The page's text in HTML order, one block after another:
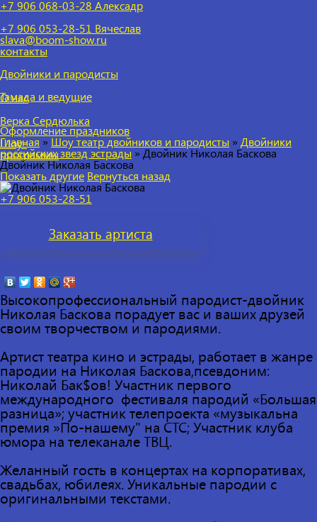
+7 906 068-03-28 Алексадр
+7 906 053-28-51 Вячеслав
slava@boom-show.ru
контакты
О нас
Двойники и пародисты
Верка Сердюлька
Тамада и ведущие
Шоу-
программы
Оформление праздников
Главная » Шоу театр двойников и пародисты » Двойники
российских звезд эстрады » Двойник Николая Баскова
Двойник Николая Баскова
Показать другие Вернуться назад
+7 906 053-28-51
Заказать артиста
Высокопрофессиональный пародист-двойник
Николая Баскова порадует вас и ваших друзей
своим творчеством и пародиями.
Артист театра кино и эстрады, работает в жанре
пародии на Николая Баскова,псевдоним:
Николай Бак$ов! Участник первого
международного фестиваля пародий «Большая
разница»; участник телепроекта «музыкальна
премия »По-нашему" на СТС; Участник клуба
юмора на телеканале ТВЦ.
Желанный гость в концертах на корпоративах,
свадьбах, юбилеях. Уникальные пародии с
оригинальными текстами.